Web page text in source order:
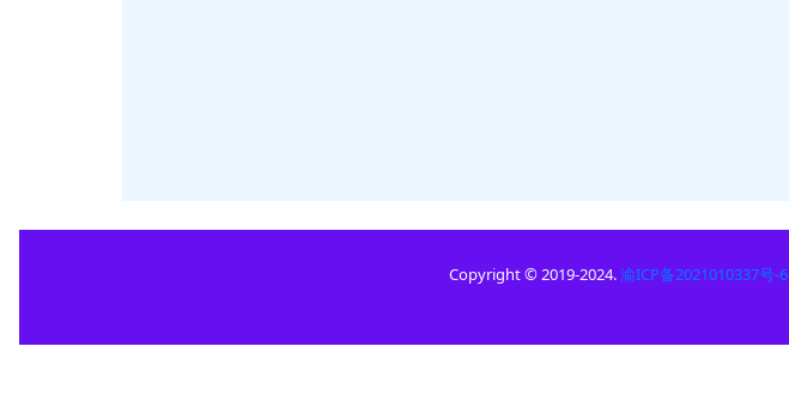
Copyright © 2019-2024.渝ICP备2021010337号-6